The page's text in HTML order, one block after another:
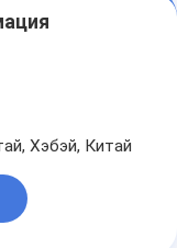
Хэбэй, Китай